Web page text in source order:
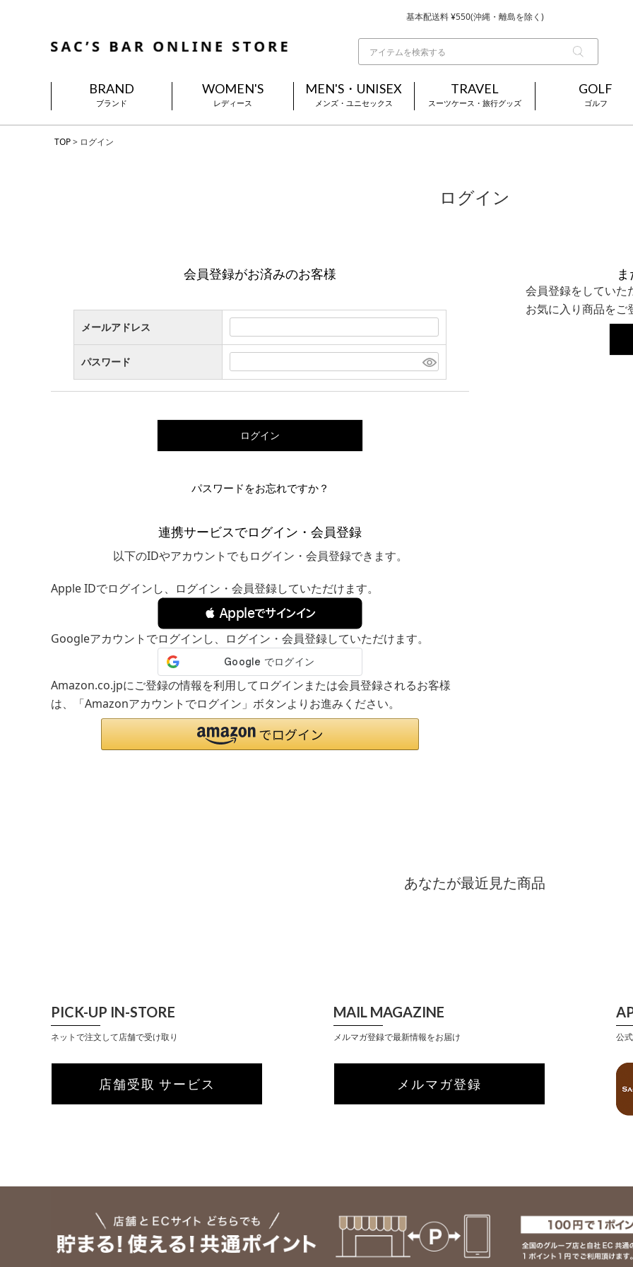
基本配送料 ¥550(沖縄・離島を除く)
BRAND
ブランド
WOMEN'S
レディース
MEN'S・UNISEX
メンズ・ユニセックス
TRAVEL
スーツケース・旅行グッズ
GOLF
ゴルフ
TOP ログイン
ログイン
会員登録がお済みのお客様
メールアドレス
パスワード
ログイン
パスワードをお忘れですか？
連携サービスでログイン・会員登録
以下のIDやアカウントでもログイン・会員登録できます。
Apple IDでログインし、ログイン・会員登録していただけます。
 Appleでサインイン
Googleアカウントでログインし、ログイン・会員登録していただけます。
Amazon.co.jpにご登録の情報を利用してログインまたは会員登録されるお客様
は、「Amazonアカウントでログイン」ボタンよりお進みください。
会員登録をしていた
お気に入り商品をご
あなたが最近見た商品
PICK-UP IN-STORE
ネットで注文して店舗で受け取り
店舗受取 サービス
MAIL MAGAZINE
メルマガ登録で最新情報をお届け
メルマガ登録
公